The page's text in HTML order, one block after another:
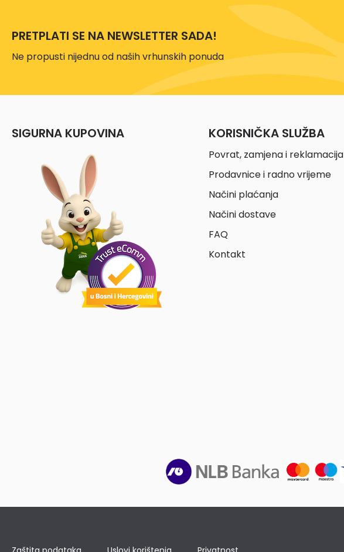
PRETPLATI SE NA NEWSLETTER SADA!
Ne propusti nijednu od naših vrhunskih ponuda
SIGURNA KUPOVINA KORISNIČKA SLUŽBA
Povrat, zamjena i reklamacija
Prodavnice i radno vrijeme
Načini plaćanja
Načini dostave
FAQ
Kontakt